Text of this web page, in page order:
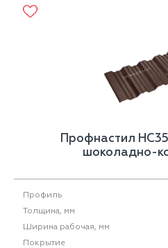
Профнастил
шоколадно-
Профиль
Толщина, мм
Ширина рабочая, мм
Покрытие